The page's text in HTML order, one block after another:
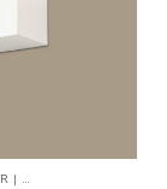
MED
| INDIREKTE